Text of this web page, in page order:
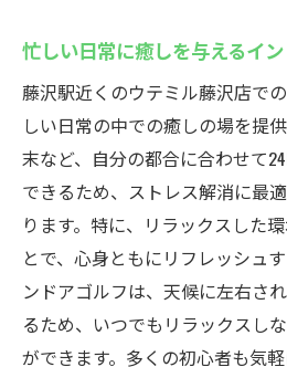
忙しい日常に癒しを与えるイ
藤沢駅近くのウテミル藤沢店で
しい日常の中での癒しの場を提
末など、自分の都合に合わせて
できるため、ストレス解消に最
ります。特に、リラックスした
とで、心身ともにリフレッシュ
ンドアゴルフは、天候に左右さ
るため、いつでもリラックスし
ができます。多くの初心者も気